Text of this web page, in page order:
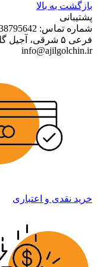
بازگشت به بالا
پشتیبانی
شماره تماس:
فرعی ۵ شرقی، آجیل گلچین. (+خرید حضوری)
info@ajilgolchin.ir
خرید نقدی و اعتباری